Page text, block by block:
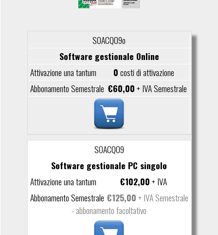
SOACQ09o
Software gestionale Online
0costi di attivazione
€60,00+ IVA Semestrale
SOACQ09
Software gestionale PC singolo
€102,00+ IVA
€125,00+ IVA Semestrale
- abbonamento facoltativo